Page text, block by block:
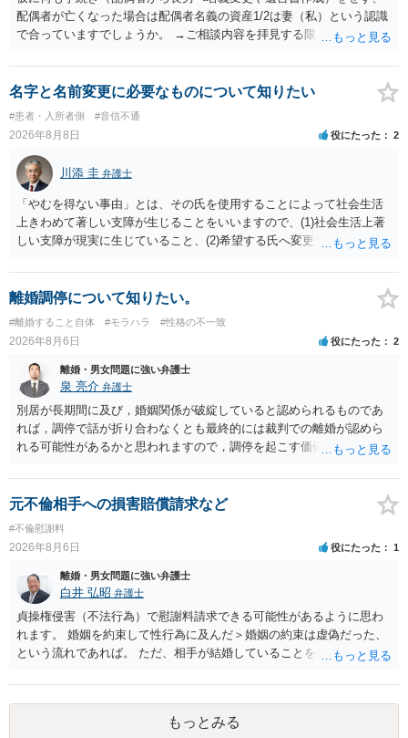
配偶者が亡くなった場合は配偶者名義の資産1/2は妻（私）という認識
で合っていますでしょうか。 →ご相談内容を拝見する限りでは、その
完全に所有する場合は、他の相続人に対して自宅の評価額の１/２の代
償金の支払いが必要になります。
名字と名前変更に必要なものについて知りたい
#患者・入所者側 #音信不通
2026年8月8日 役にたった 2
川添 圭 弁護士
「やむを得ない事由」とは、その氏を使用することによって社会生活
上きわめて著しい支障が生じることをいいますので、(1)社会生活上著
しい支障が現実に生じていること、(2)希望する氏へ変更できればその
できるかどうかがポイントです。 記録中に現れた一切の事情が判断対
象ですので、上記(1)と(2)を説明できる資料は全て（ただし理路整然
に）提出することが必要になります。「フラッシュバック」とのこと
なので、例えば、医学上確立されているPTSDの診断基準に合致した説
明とそれに沿う資料の提出が必要になってくるように思います。 精神
的・心理的な理由の氏変更は様々な意味でハードルがかなり高く、弁
護士へ依頼しても苦労することが強く予想されるところです。、もし
本人申立てをお考えであれば、医学知識はもちろん法律知識も要求さ
れますので、性急な申立てをせず、知識と資料をしっかりと揃えて、
万全の体制で申立てに臨んだ方がよいと思われます。
離婚調停について知りたい。
#離婚すること自体 #モラハラ #性格の不一致
2026年8月6日 役にたった 2
離婚・男女問題に強い弁護士
泉 亮介 弁護士
別居が長期間に及び，婚姻関係が破綻していると認められるものであ
れば，調停で話が折り合わなくとも最終的には裁判での離婚が認めら
れる可能性があるかと思われますので，調停を起こす価値はあるよう
は調停が成立するということはないため，相手が合意するメリットを
だしてでも調停で終わらせるよう努めるのか，裁判離婚を見据えて調
停での離婚に固執しないかいずれかの対応は必要となるかと思われま
す。 お一人で対応するのは難しい側面もありますので弁護士を立てる
ことを検討されると良いかと思われます。
元不倫相手への損害賠償請求など
#不倫慰謝料
2026年8月6日 役にたった 1
離婚・男女問題に強い弁護士
白井 弘昭 弁護士
貞操権侵害（不法行為）で慰謝料請求できる可能性があるように思わ
れます。 婚姻を約束して性行為に及んだ＞婚姻の約束は虚偽だった、
という流れであれば。 ただ、相手が結婚していることを知って行為に
性も認められそうですので、あまり慰謝料は高額にならないように思
われます。 一度、最寄りの弁護士に相談してみてください。
もっとみる